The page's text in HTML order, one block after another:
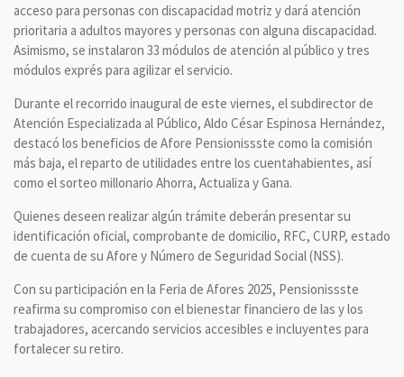
acceso para personas con discapacidad motriz y dará atención
prioritaria a adultos mayores y personas con alguna discapacidad.
Asimismo, se instalaron 33 módulos de atención al público y tres
módulos exprés para agilizar el servicio.
Durante el recorrido inaugural de este viernes, el subdirector de
Atención Especializada al Público, Aldo César Espinosa Hernández,
destacó los beneficios de Afore Pensionissste como la comisión
más baja, el reparto de utilidades entre los cuentahabientes, así
como el sorteo millonario Ahorra, Actualiza y Gana.
Quienes deseen realizar algún trámite deberán presentar su
identificación oficial, comprobante de domicilio, RFC, CURP, estado
de cuenta de su Afore y Número de Seguridad Social (NSS).
Con su participación en la Feria de Afores 2025, Pensionissste
reafirma su compromiso con el bienestar financiero de las y los
trabajadores, acercando servicios accesibles e incluyentes para
fortalecer su retiro.